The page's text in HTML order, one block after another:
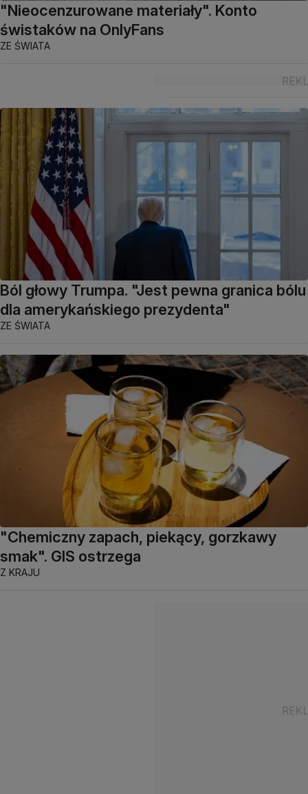
"Nieocenzurowane materiały". Konto
świstaków na OnlyFans
ZE ŚWIATA
Ból głowy Trumpa. "Jest pewna granica bólu
dla amerykańskiego prezydenta"
ZE ŚWIATA
"Chemiczny zapach, piekący, gorzkawy
smak". GIS ostrzega
Z KRAJU